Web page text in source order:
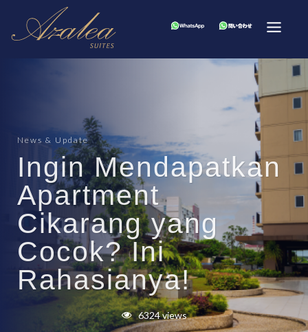
News & Update
Ingin Mendapatkan
Apartment
Cikarang yang
Cocok? Ini
Rahasianya!
6324 views